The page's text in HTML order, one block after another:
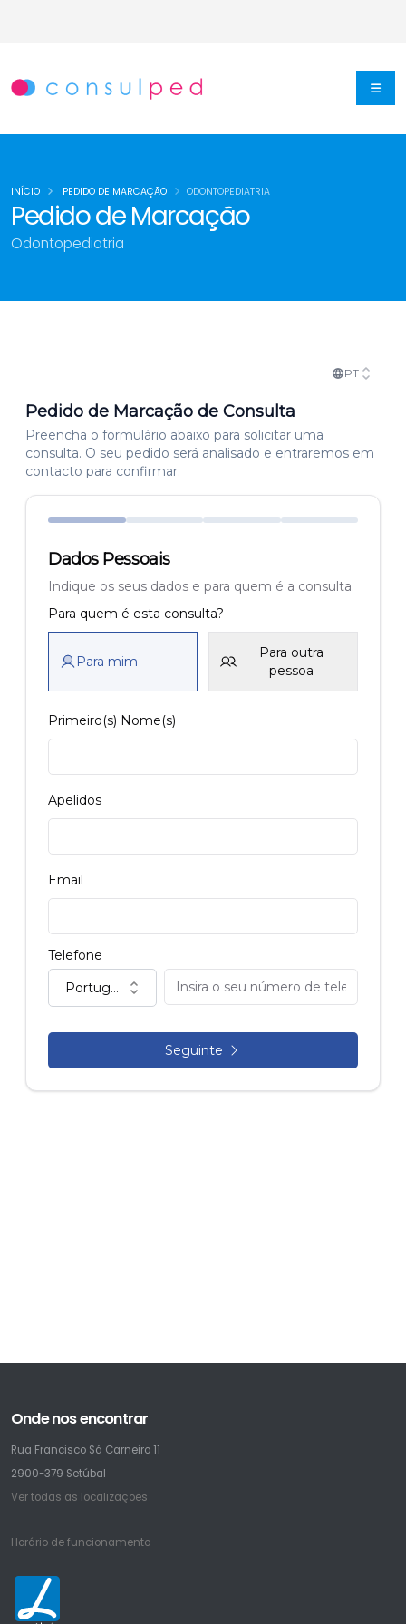
Pedido de Marcação
Odontopediatria
INÍCIO PEDIDO DE MARCAÇÃO ODONTOPEDIATRIA
Onde nos encontrar
Rua Francisco Sá Carneiro 11
2900-379 Setúbal
Ver todas as localizações
Horário de funcionamento